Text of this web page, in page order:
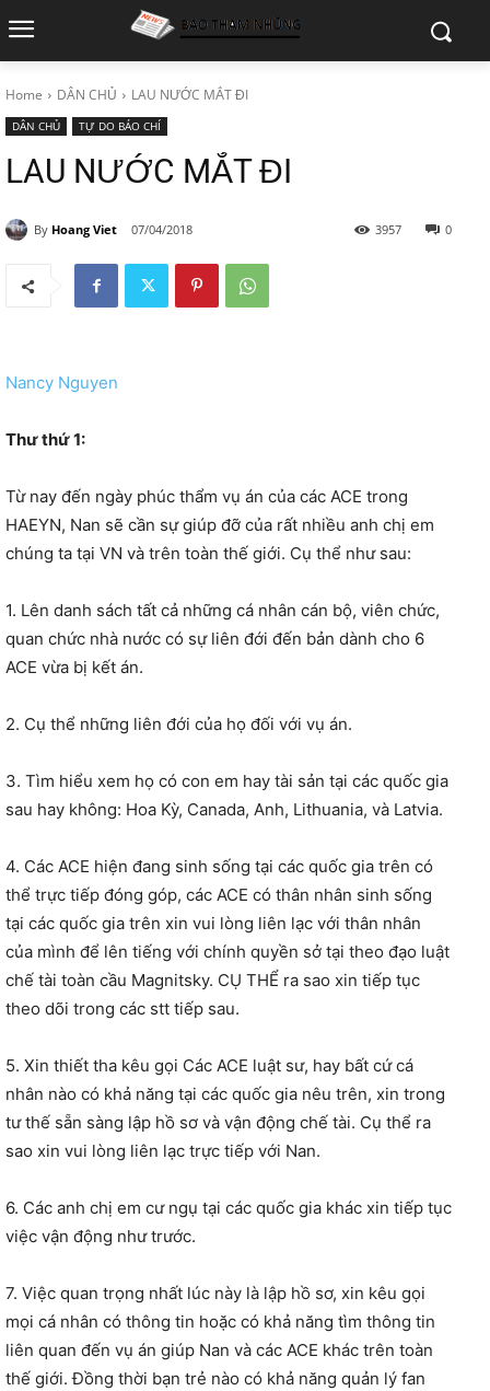
Home DÂN CHỦ LAU NƯỚC MẮT ĐI
DÂN CHỦ TỰ DO BÁO CHÍ
LAU NƯỚC MẮT ĐI
By Hoang Viet 07/04/2018 0
3957
Nancy Nguyen
Thư thứ 1:
Từ nay đến ngày phúc thẩm vụ án của các ACE trong
HAEYN, Nan sẽ cần sự giúp đỡ của rất nhiều anh chị em
chúng ta tại VN và trên toàn thế giới. Cụ thể như sau:
1. Lên danh sách tất cả những cá nhân cán bộ, viên chức,
quan chức nhà nước có sự liên đới đến bản dành cho 6
ACE vừa bị kết án.
2. Cụ thể những liên đới của họ đối với vụ án.
3. Tìm hiểu xem họ có con em hay tài sản tại các quốc gia
sau hay không: Hoa Kỳ, Canada, Anh, Lithuania, và Latvia.
4. Các ACE hiện đang sinh sống tại các quốc gia trên có
thể trực tiếp đóng góp, các ACE có thân nhân sinh sống
tại các quốc gia trên xin vui lòng liên lạc với thân nhân
của mình để lên tiếng với chính quyền sở tại theo đạo luật
chế tài toàn cầu Magnitsky. CỤ THỂ ra sao xin tiếp tục
theo dõi trong các stt tiếp sau.
5. Xin thiết tha kêu gọi Các ACE luật sư, hay bất cứ cá
nhân nào có khả năng tại các quốc gia nêu trên, xin trong
tư thế sẵn sàng lập hồ sơ và vận động chế tài. Cụ thể ra
sao xin vui lòng liên lạc trực tiếp với Nan.
6. Các anh chị em cư ngụ tại các quốc gia khác xin tiếp tục
việc vận động như trước.
7. Việc quan trọng nhất lúc này là lập hồ sơ, xin kêu gọi
mọi cá nhân có thông tin hoặc có khả năng tìm thông tin
liên quan đến vụ án giúp Nan và các ACE khác trên toàn
thế giới. Đồng thời bạn trẻ nào có khả năng quản lý fan